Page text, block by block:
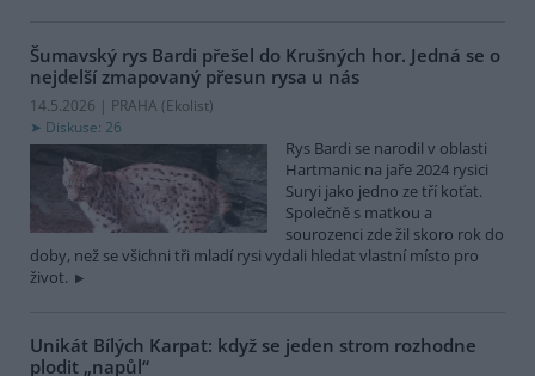
Šumavský rys Bardi přešel do Krušných hor. Jedná se o
nejdelší zmapovaný přesun rysa u nás
14.5.2026 | PRAHA (Ekolist)
Diskuse: 26
Rys Bardi se narodil v oblasti
Hartmanic na jaře 2024 rysici
Suryi jako jedno ze tří koťat.
Společně s matkou a
sourozenci zde žil skoro rok do
doby, než se všichni tři mladí rysi vydali hledat vlastní místo pro
život.
Unikát Bílých Karpat: když se jeden strom rozhodne
plodit „napůl“